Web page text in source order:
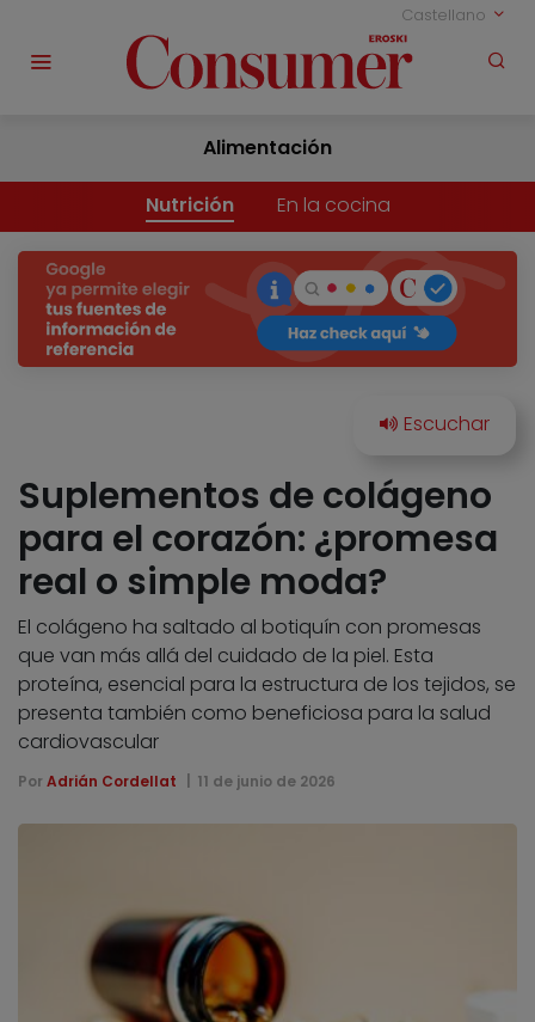
Castellano
Alimentación
Nutrición En la cocina
Suplementos de colágeno
para el corazón: ¿promesa
real o simple moda?
El colágeno ha saltado al botiquín con promesas
que van más allá del cuidado de la piel. Esta
proteína, esencial para la estructura de los tejidos, se
presenta también como beneficiosa para la salud
cardiovascular
Por Adrián Cordellat 11 de junio de 2026